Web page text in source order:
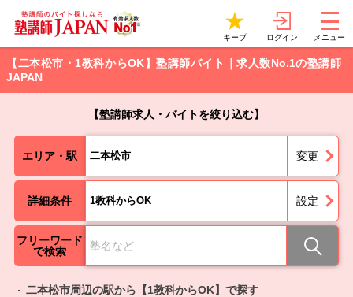
キープ ログイン メニュー
【二本松市・1教科からOK】塾講師バイト｜求人数No.1の塾講師
JAPAN
【塾講師求人・バイトを絞り込む】
エリア・駅 二本松市 変更
詳細条件 1教科からOK 設定
フリーワード
で検索
二本松市周辺の駅から【1教科からOK】で探す